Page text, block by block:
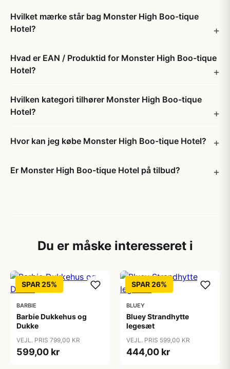
Hvilket mærke står bag Monster High Boo-tique
Hotel?
Hvad er EAN / Produktid for Monster High Boo-tique
Hotel?
Hvilken kategori tilhører Monster High Boo-tique
Hotel?
Hvor kan jeg købe Monster High Boo-tique Hotel?
Er Monster High Boo-tique Hotel på tilbud?
Du er måske interesseret i
SPAR 25%
BARBIE
Barbie Dukkehus og
Dukke
VEJL. PRIS 799,00 KR
599,00 kr
SPAR 26%
BLUEY
Bluey Strandhytte
legesæt
VEJL. PRIS 599,00 KR
444,00 kr